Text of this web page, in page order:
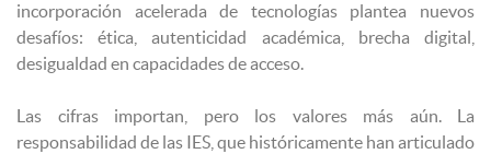
incorporación acelerada de tecnologías plantea nuevos
desafíos: ética, autenticidad académica, brecha digital,
desigualdad en capacidades de acceso.
Las cifras importan, pero los valores más aún. La
responsabilidad de las IES, que históricamente han articulado